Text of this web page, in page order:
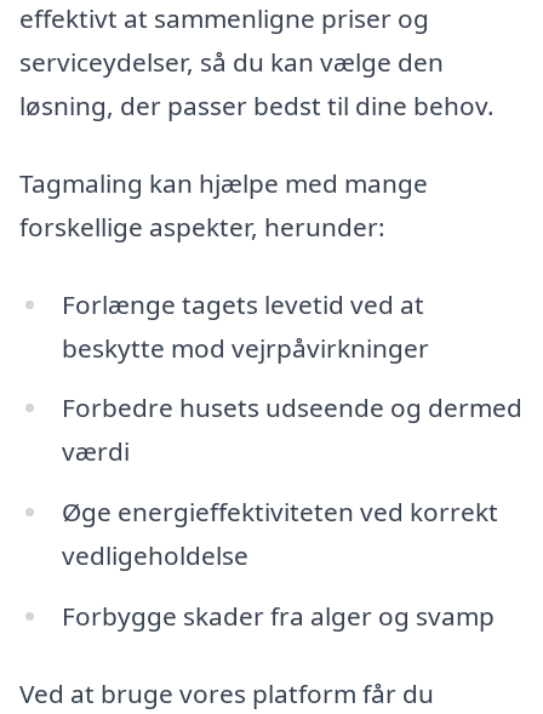
effektivt at sammenligne priser og
serviceydelser, så du kan vælge den
løsning, der passer bedst til dine behov.
Tagmaling kan hjælpe med mange
forskellige aspekter, herunder:
Forlænge tagets levetid ved at
beskytte mod vejrpåvirkninger
Forbedre husets udseende og dermed
værdi
Øge energieffektiviteten ved korrekt
vedligeholdelse
Forbygge skader fra alger og svamp
Ved at bruge vores platform får du